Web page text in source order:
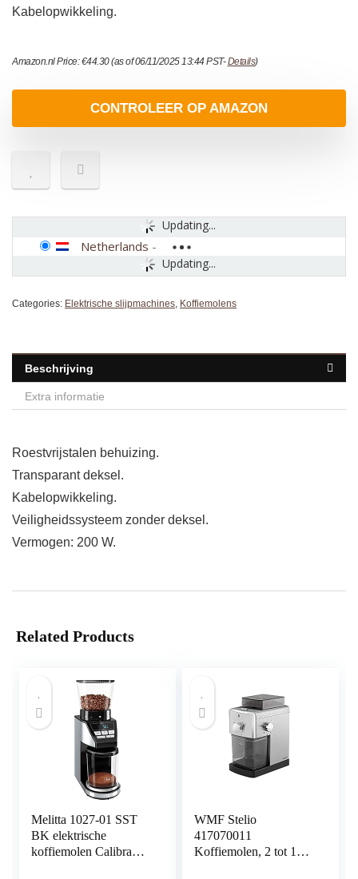
Kabelopwikkeling.
Amazon.nl Price:€44.30(as of 06/11/2025 13:44 PST-Details)
CONTROLEER OP AMAZON
Updating...
Updating...
Netherlands -
Categories: Elektrische slijpmachines, Koffiemolens
Beschrijving
Extra informatie
Roestvrijstalen behuizing.
Transparant deksel.
Kabelopwikkeling.
Veiligheidssysteem zonder deksel.
Vermogen: 200 W.
Related Products
Melitta 1027-01 SST
BK elektrische
koffiemolen Calibra
WMF Stelio
417070011
Koffiemolen, 2 tot 10